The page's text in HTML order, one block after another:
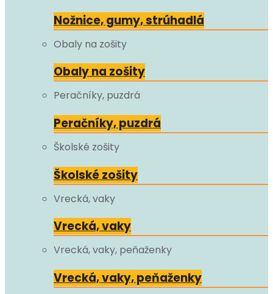
Nožnice, gumy, strúhadlá
Obaly na zošity
Obaly na zošity
Peračníky, puzdrá
Peračníky, puzdrá
Školské zošity
Školské zošity
Vrecká, vaky
Vrecká, vaky
Vrecká, vaky, peňaženky
Vrecká, vaky, peňaženky